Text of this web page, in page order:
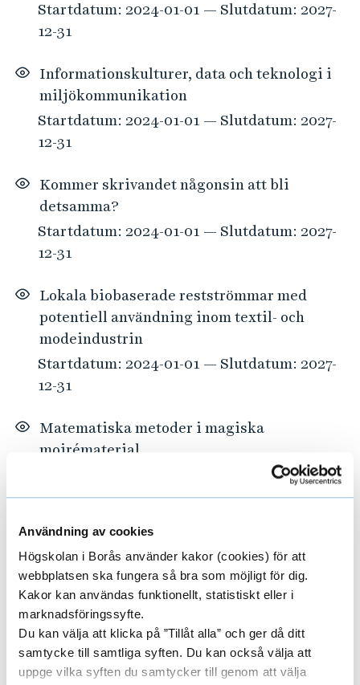
Användning av cookies
Högskolan i Borås använder kakor (cookies) för att
webbplatsen ska fungera så bra som möjligt för dig.
Kakor kan användas funktionellt, statistiskt eller i
marknadsföringssyfte.
Du kan välja att klicka på ”Tillåt alla” och ger då ditt
samtycke till samtliga syften. Du kan också välja att
uppge vilka syften du samtycker till genom att välja
Startdatum: 2024-01-01 — Slutdatum: 2027-
12-31
Informationskulturer, data och teknologi i
miljökommunikation
Startdatum: 2024-01-01 — Slutdatum: 2027-
12-31
Kommer skrivandet någonsin att bli
detsamma?
Startdatum: 2024-01-01 — Slutdatum: 2027-
12-31
Lokala biobaserade restströmmar med
potentiell användning inom textil- och
modeindustrin
Startdatum: 2024-01-01 — Slutdatum: 2027-
12-31
Matematiska metoder i magiska
moirématerial
Startdatum: 2024-01-01 — Slutdatum: 2027-
12-31
PINPOINT – Patientens första kontakt
Startdatum: 2023-01-01 — Slutdatum: 2027-
12-31
Pro-Child – Professionals support in Child
and Adolescent Health and Well-being
Startdatum: 2019-01-01 — Slutdatum: 2027-